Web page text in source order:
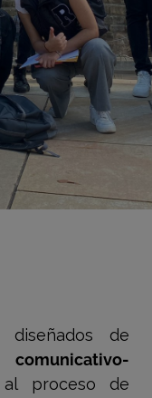
diseñados de
comunicativo-
proceso de